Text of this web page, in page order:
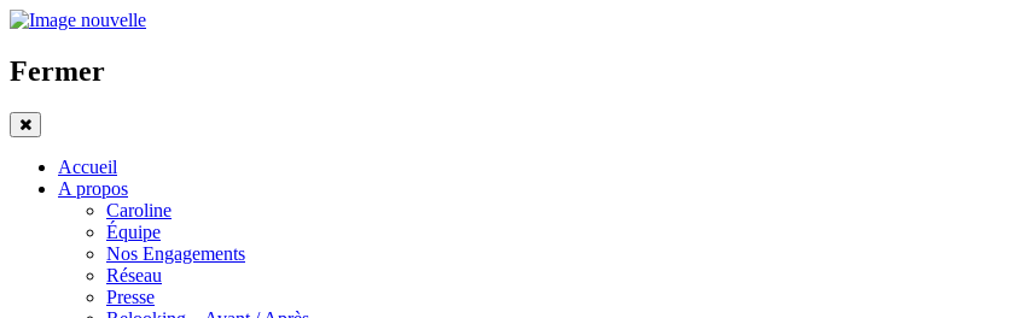
Fermer
Accueil
A propos
Caroline
Équipe
Nos Engagements
Réseau
Presse